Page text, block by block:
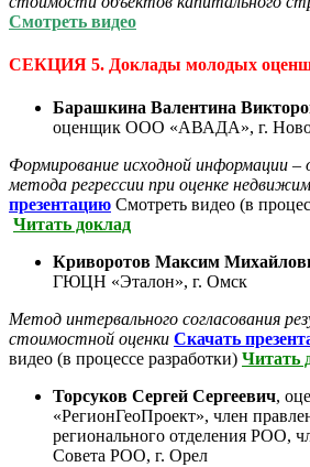
Смотреть видео
СЕКЦИЯ 5. Доклады молодых
Барашкина Валентина
оценщик ООО «АВАДА», г.
Формирование исходной информации –
метода регрессии при оценке
презентацию Смотреть видео (в
Читать доклад
Криворотов Максим
ГЮЦН «Эталон», г. Омск
Метод интервального согласования
стоимостной оценки Скачать
видео (в процессе разработки) Читать
Торсуков Сергей Сергеевич,
«РегионГеоПроект», член
регионального отделения РОО,
Совета РОО, г. Орел